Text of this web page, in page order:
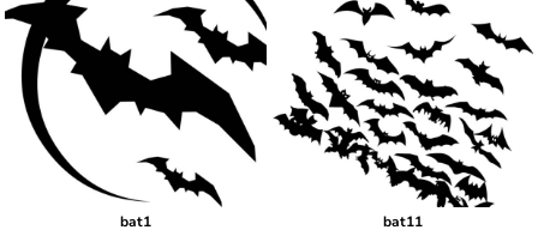
bat1 bat11